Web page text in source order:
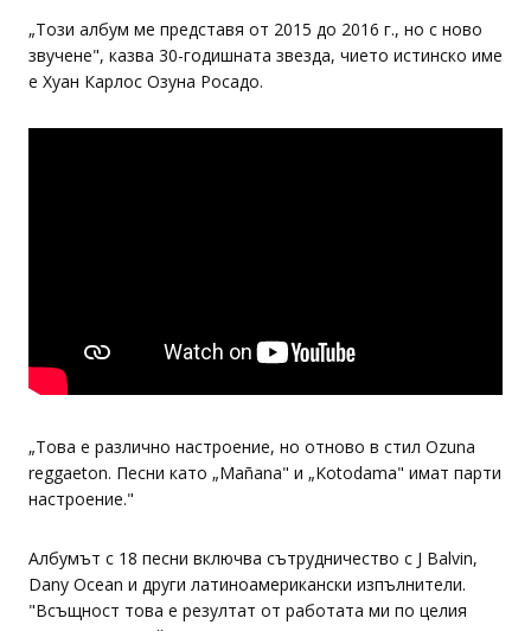
„Този албум ме представя от 2015 до 2016 г., но с ново
звучене", казва 30-годишната звезда, чието истинско име
е Хуан Карлос Озуна Росадо.
„Това е различно настроение, но отново в стил Ozuna
reggaeton. Песни като „Mañana" и „Kotodama" имат парти
настроение."
Албумът с 18 песни включва сътрудничество с J Balvin,
Dany Ocean и други латиноамерикански изпълнители.
"Всъщност това е резултат от работата ми по целия